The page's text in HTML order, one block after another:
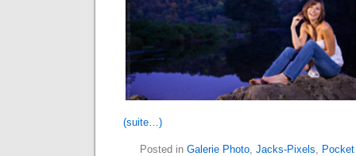
(suite…)
Posted in Galerie Photo, Jacks-Pixels,